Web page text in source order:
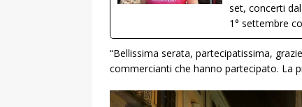
set, concerti
1° settembre
“Bellissima serata, partecipatissima,
commercianti che hanno partecipato. La